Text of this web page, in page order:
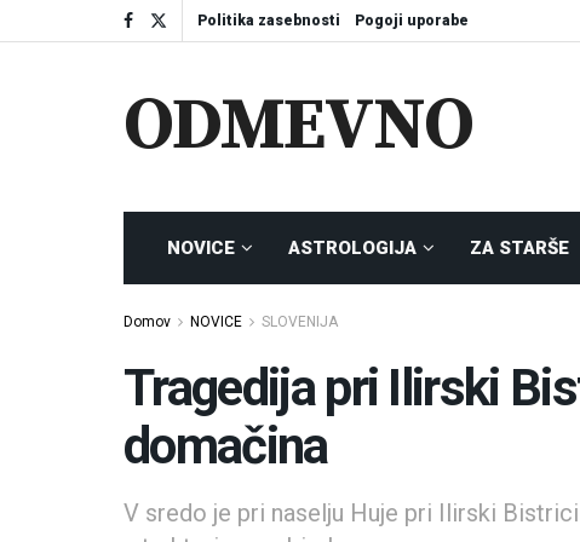
Politika zasebnosti Pogoji uporabe
ODMEVNO
NOVICE ASTROLOGIJA ZA STARŠE
Domov NOVICE SLOVENIJA
Tragedija pri Ilirski
domačina
V sredo je pri naselju Huje pri Ilirski